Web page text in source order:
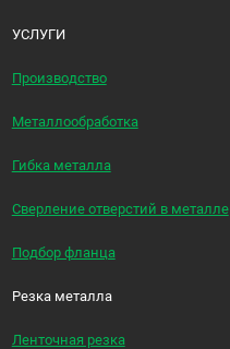
УСЛУГИ
Производство
Металлообработка
Гибка металла
Сверление отверстий в металле
Подбор фланца
Резка металла
Ленточная резка